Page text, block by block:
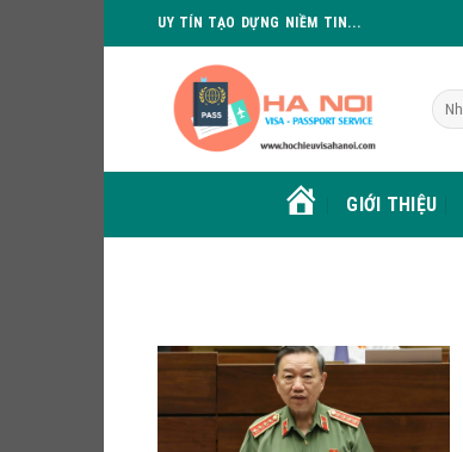
to
UY TÍN TẠO DỰNG NIỀM TIN...
HOME GIỚI THIỆU